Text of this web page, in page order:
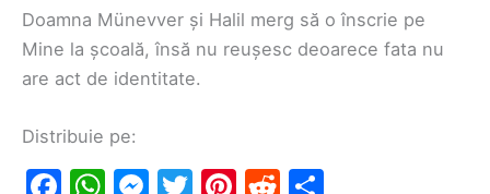
Doamna Münevver și Halil merg să o înscrie pe
Mine la școală, însă nu reușesc deoarece fata nu
are act de identitate.
Distribuie pe: